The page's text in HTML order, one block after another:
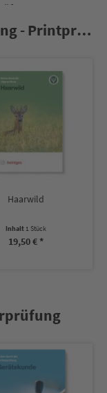
gestartet
wir begleiten SieSicher durch die Jägerprüfung - Printprodukte
Haarwild
Inhalt 1 Stück
19,50 € *